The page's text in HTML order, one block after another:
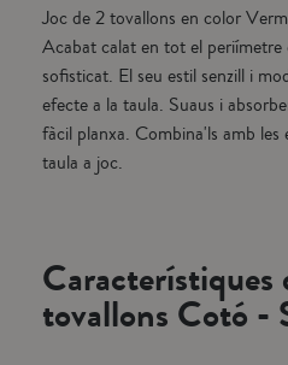
Joc de 2 tovallons en color
Acabat calat en tot el
sofisticat. El seu estil senzill i
efecte a la taula. Suaus i
fàcil planxa. Combina'ls amb
taula a joc.
Característiques
tovallons Cotó -